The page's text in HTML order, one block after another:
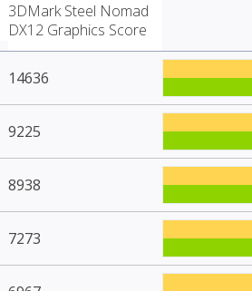
3DMark Steel Nomad
DX12 Graphics Score
14636
9225
8938
7273